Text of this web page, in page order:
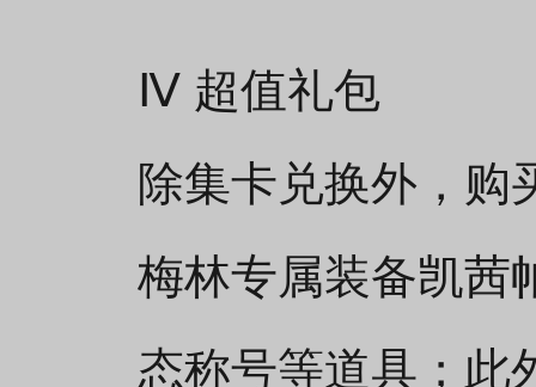
Ⅳ 超值礼包
除集卡兑换外，购
梅林专属装备凯茜
态称号等道具；此